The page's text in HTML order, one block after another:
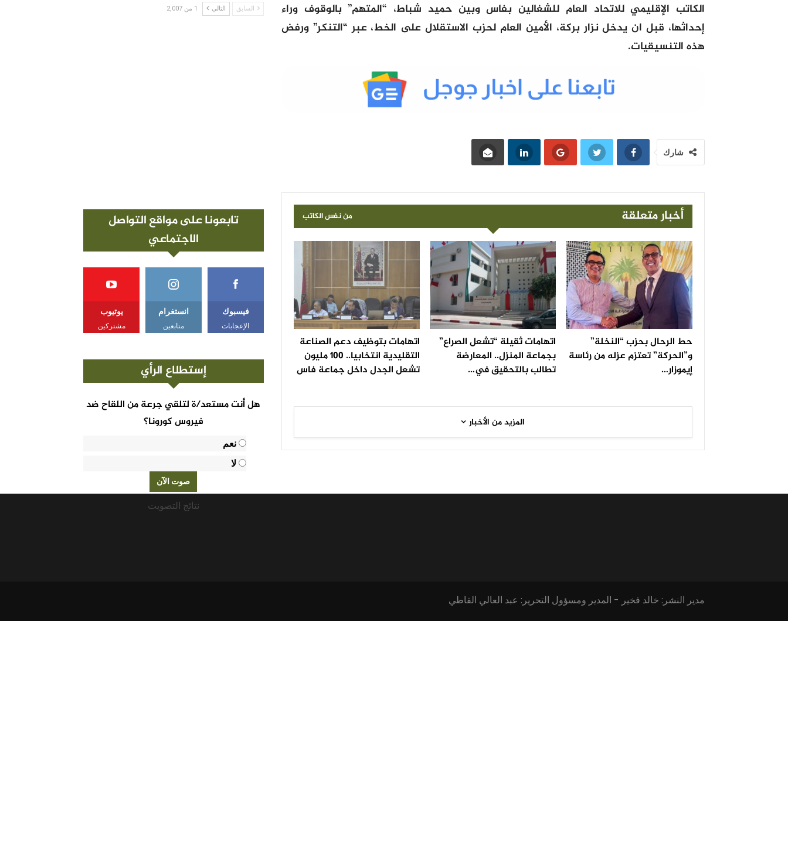
الكاتب الإقليمي للاتحاد العام للشغالين بفاس وبين حميد شباط، “المتهم” بالوقوف وراء
إحداثها، قبل ان يدخل نزار بركة، الأمين العام لحزب الاستقلال على الخط، عبر “التنكر” ورفض
هذه التنسيقيات.
شارك
أخبار متعلقة من نفس الكاتب
حط الرحال بحزب “النخلة”
و”الحركة” تعتزم عزله من رئاسة
إيموزار…
اتهامات ثقيلة “تشعل الصراع”
بجماعة المنزل.. المعارضة
تطالب بالتحقيق في…
اتهامات بتوظيف دعم الصناعة
التقليدية انتخابيا.. 100 مليون
تشعل الجدل داخل جماعة فاس
المزيد من الأخبار
السابق التالي 1 من 2,007
تابعونا على مواقع التواصل
الاجتماعي
فيسبوك
الإعجابات
انستغرام
متابعين
يوتيوب
مشتركين
إستطلاع الرأي
هل أنت مستعد/ة لتلقي جرعة من اللقاح ضد
فيروس كورونا؟
نعم
لا
نتائج التصويت
مدير النشر: خالد فخير - المدير ومسؤول التحرير: عبد العالي القاطي